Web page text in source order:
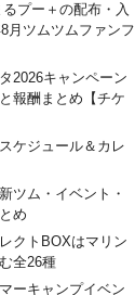
プー＋の配布・入
月ツムツムファンフ
2026キャンペーン
報酬まとめ【チケ
ケジュール＆カレ
ツム・イベント・
め
クトBOXはマリン
全26種
ーキャンプイベン